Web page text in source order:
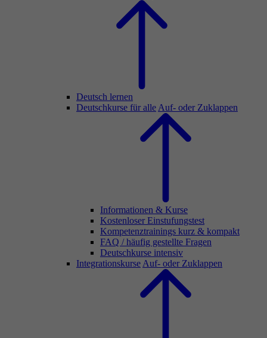
Deutsch lernen
Deutschkurse für alle Auf- oder Zuklappen
Informationen & Kurse
Kostenloser Einstufungstest
Kompetenztrainings kurz & kompakt
FAQ / häufig gestellte Fragen
Deutschkurse intensiv
Integrationskurse Auf- oder Zuklappen